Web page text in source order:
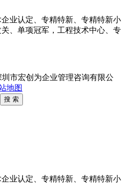
圳市宏创为企业管理咨询有限公
地图